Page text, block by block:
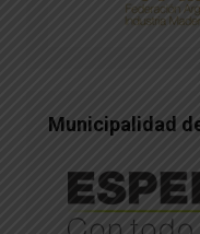
Municipalidad